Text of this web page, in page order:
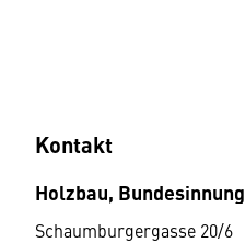
Kontakt
Holzbau, Bundesinnung
Schaumburgergasse 20/6